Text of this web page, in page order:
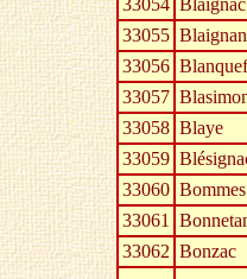
33054 Blaignac
33055 Blaignan
33056
33057
33058 Blaye
33059
33060 Bommes
33061
33062 Bonzac